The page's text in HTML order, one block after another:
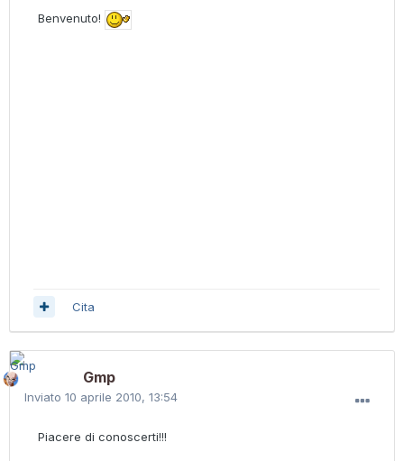
Benvenuto!
Cita
Gmp
Inviato 10 aprile 2010, 13:54
Piacere di conoscerti!!!